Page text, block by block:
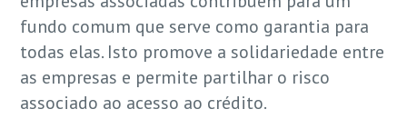
fundo comum que serve como garantia para
todas elas. Isto promove a solidariedade entre
as empresas e permite partilhar o risco
associado ao acesso ao crédito.